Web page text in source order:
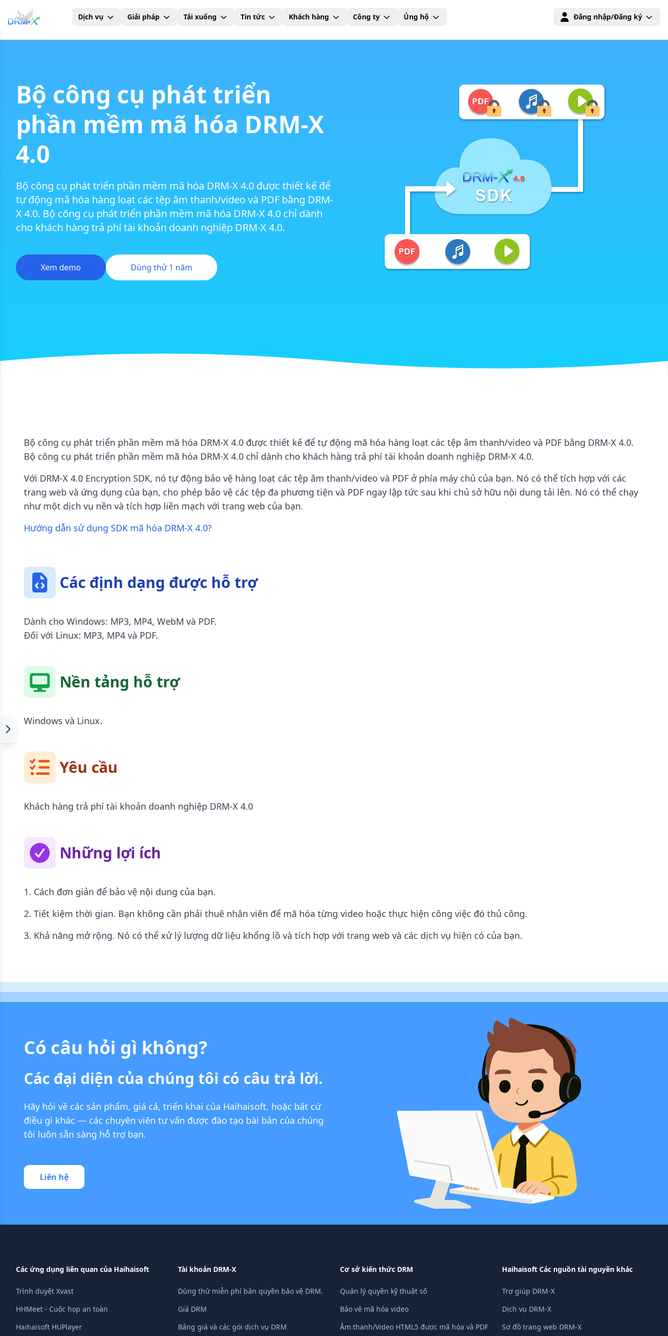
Trang chủ Dịch vụ Giải pháp Tải xuống Tin tức Khách hàng Công ty Ủng hộ Đăng nhập/Đăng ký
Bộ công cụ phát triển
phần mềm mã hóa DRM-X
4.0
Bộ công cụ phát triển phần mềm mã hóa DRM-X 4.0 được thiết kế để
tự động mã hóa hàng loạt các tệp âm thanh/video và PDF bằng DRM-
X 4.0. Bộ công cụ phát triển phần mềm mã hóa DRM-X 4.0 chỉ dành
cho khách hàng trả phí tài khoản doanh nghiệp DRM-X 4.0.
Xem demo Dùng thử 1 năm
Bộ công cụ phát triển phần mềm mã hóa DRM-X 4.0 được thiết kế để tự động mã hóa hàng loạt các tệp âm thanh/video và PDF bằng DRM-X 4.0.
Bộ công cụ phát triển phần mềm mã hóa DRM-X 4.0 chỉ dành cho khách hàng trả phí tài khoản doanh nghiệp DRM-X 4.0.
Với DRM-X 4.0 Encryption SDK, nó tự động bảo vệ hàng loạt các tệp âm thanh/video và PDF ở phía máy chủ của bạn. Nó có thể tích hợp với các
trang web và ứng dụng của bạn, cho phép bảo vệ các tệp đa phương tiện và PDF ngay lập tức sau khi chủ sở hữu nội dung tải lên. Nó có thể chạy
như một dịch vụ nền và tích hợp liền mạch với trang web của bạn.
Hướng dẫn sử dụng SDK mã hóa DRM-X 4.0?
Các định dạng được hỗ trợ
Dành cho Windows: MP3, MP4, WebM và PDF.
Đối với Linux: MP3, MP4 và PDF.
Nền tảng hỗ trợ
Windows và Linux.
Yêu cầu
Khách hàng trả phí tài khoản doanh nghiệp DRM-X 4.0
Những lợi ích
1. Cách đơn giản để bảo vệ nội dung của bạn.
2. Tiết kiệm thời gian. Bạn không cần phải thuê nhân viên để mã hóa từng video hoặc thực hiện công việc đó thủ công.
3. Khả năng mở rộng. Nó có thể xử lý lượng dữ liệu khổng lồ và tích hợp với trang web và các dịch vụ hiện có của bạn.
Có câu hỏi gì không?
Các đại diện của chúng tôi có câu trả lời.
Hãy hỏi về các sản phẩm, giá cả, triển khai của Haihaisoft, hoặc bất cứ
điều gì khác — các chuyên viên tư vấn được đào tạo bài bản của chúng
tôi luôn sẵn sàng hỗ trợ bạn.
Liên hệ
Các ứng dụng liên quan của Haihaisoft
Trình duyệt Xvast
HHMeet - Cuộc họp an toàn
Haihaisoft HUPlayer
Tài khoản DRM-X
Dùng thử miễn phí bản quyền bảo vệ DRM.
Giá DRM
Bảng giá và các gói dịch vụ DRM
Cơ sở kiến ​​thức DRM
Quản lý quyền kỹ thuật số
Bảo vệ mã hóa video
Âm thanh/Video HTML5 được mã hóa và PDF
Haihaisoft Các nguồn tài nguyên khác
Trợ giúp DRM-X
Dịch vụ DRM-X
Sơ đồ trang web DRM-X